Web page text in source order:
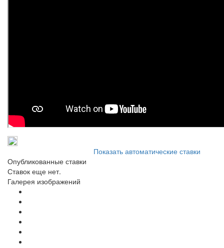
Показать автоматические ставки
Опубликованные ставки
Ставок еще нет.
Галерея изображений